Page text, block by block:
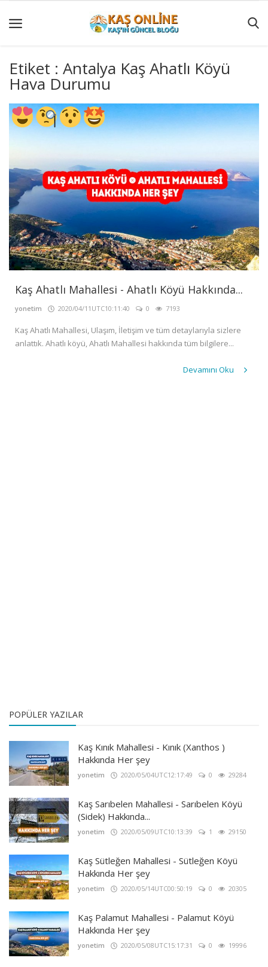
GÜNCEL
YÖRESEL
HABERLER
KÖŞE
YAZILARI
KAŞ
GEZİ
REHBERİ
GALERİ
İLETİŞİM
GİRİŞ
Kayıt
Etiket : Antalya Kaş Ahatlı Köyü
Hava Durumu
Kaş Ahatlı Mahallesi - Ahatlı Köyü Hakkında...
yonetim 2020/04/11UTC10:11:40 0 7193
Kaş Ahatlı Mahallesi, Ulaşım, İletişim ve tüm detaylarıyla sizlere
anlattık. Ahatlı köyü, Ahatlı Mahallesi hakkında tüm bilgilere...
Devamını Oku
POPÜLER YAZILAR
Kaş Kınık Mahallesi - Kınık (Xanthos )
Hakkında Her şey
yonetim 2020/05/04UTC12:17:49 0 29284
Kaş Sarıbelen Mahallesi - Sarıbelen Köyü
(Sidek) Hakkında...
yonetim 2020/05/09UTC10:13:39 1 29150
Kaş Sütleğen Mahallesi - Sütleğen Köyü
Hakkında Her şey
yonetim 2020/05/14UTC00:50:19 0 20305
Kaş Palamut Mahallesi - Palamut Köyü
Hakkında Her şey
yonetim 2020/05/08UTC15:17:31 0 19996